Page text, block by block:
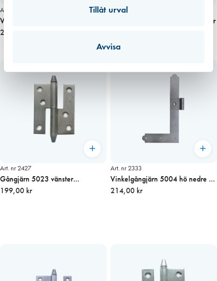
Tillåt urval
Avvisa
Art. nr 2332
Vinkelgångjärn 5004 hö övre /
vä nedre obehandlat
214,00 kr
Art. nr 2425
Gångjärn 5076 obehandlat Höger
Art. nr 2427
Gångjärn 5023 vänster
obehandlat
199,00 kr
Art. nr 2333
Vinkelgångjärn 5004 hö nedre /
vä övre obehandlat
214,00 kr